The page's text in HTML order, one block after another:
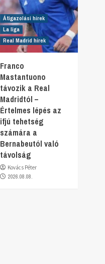
Átigazolási hírek
La liga
Real Madrid hírek
Franco
Mastantuono
távozik a Real
Madridtól –
Értelmes lépés az
ifjú tehetség
számára a
Bernabeutól való
távolság
Kovács Péter
2026.08.08.